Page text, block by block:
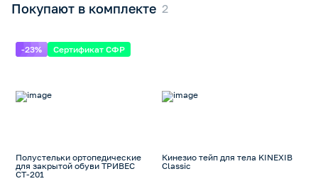
Покупают в комплекте
-23% Сертификат СФР
Полустельки ортопедические
для закрытой обуви ТРИВЕС
СТ-201
Кинезио тейп для тела KINEXIB
Classic